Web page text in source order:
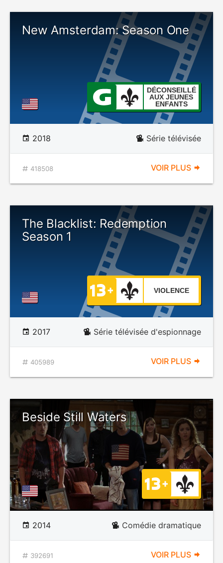
New Amsterdam: Season One
DÉCONSEILLÉ
AUX JEUNES
ENFANTS
2018 Série télévisée
418508 VOIR PLUS
The Blacklist: Redemption
Season 1
VIOLENCE
2017 Série télévisée d'espionnage
405989 VOIR PLUS
Beside Still Waters
2014 Comédie dramatique
392691 VOIR PLUS